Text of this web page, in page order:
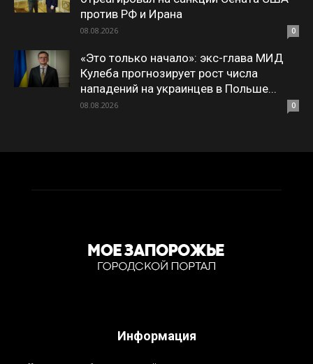
против РФ и Ирана
08.08.2026 0
«Это только начало»: экс-глава МИД
Кулеба прогнозирует рост числа
нападений на украинцев в Польше...
08.08.2026 0
Информация